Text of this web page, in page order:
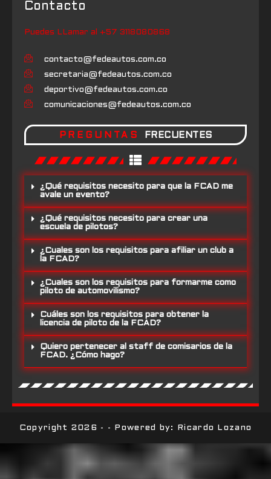
Contacto
Puedes LLamar al +57 3118080868
contacto@fedeautos.com.co
secretaria@fedeautos.com.co
deportivo@fedeautos.com.co
comunicaciones@fedeautos.com.co
PREGUNTAS FRECUENTES
¿Qué requisitos necesito para que la FCAD me
avale un evento?
¿Qué requisitos necesito para crear una
escuela de pilotos?
¿Cuales son los requisitos para afiliar un club a
la FCAD?
¿Cuales son los requisitos para formarme como
piloto de automovilismo?
Cuáles son los requisitos para obtener la
licencia de piloto de la FCAD?
Quiero pertenecer al staff de comisarios de la
FCAD. ¿Cómo hago?
Copyright 2026 - - Powered by: Ricardo Lozano